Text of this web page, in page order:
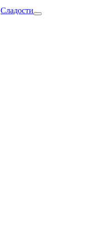
Сладости